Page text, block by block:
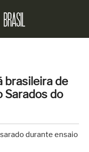
brasileira de
Sarados do
durante ensaio